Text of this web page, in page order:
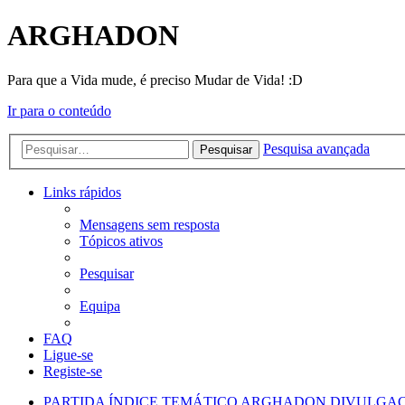
ARGHADON
Para que a Vida mude, é preciso Mudar de Vida! :D
Ir para o conteúdo
Pesquisar Pesquisa avançada
Links rápidos
Mensagens sem resposta
Tópicos ativos
Pesquisar
Equipa
FAQ
Ligue-se
Registe-se